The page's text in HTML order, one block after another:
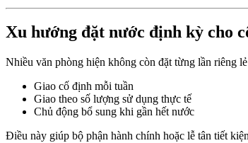
Xu hướng đặt nước định kỳ cho
Nhiều văn phòng hiện không còn đặt từng lần riêng
Giao cố định mỗi tuần
Giao theo số lượng sử dụng thực tế
Chủ động bổ sung khi gần hết nước
Điều này giúp bộ phận hành chính hoặc lễ tân tiết